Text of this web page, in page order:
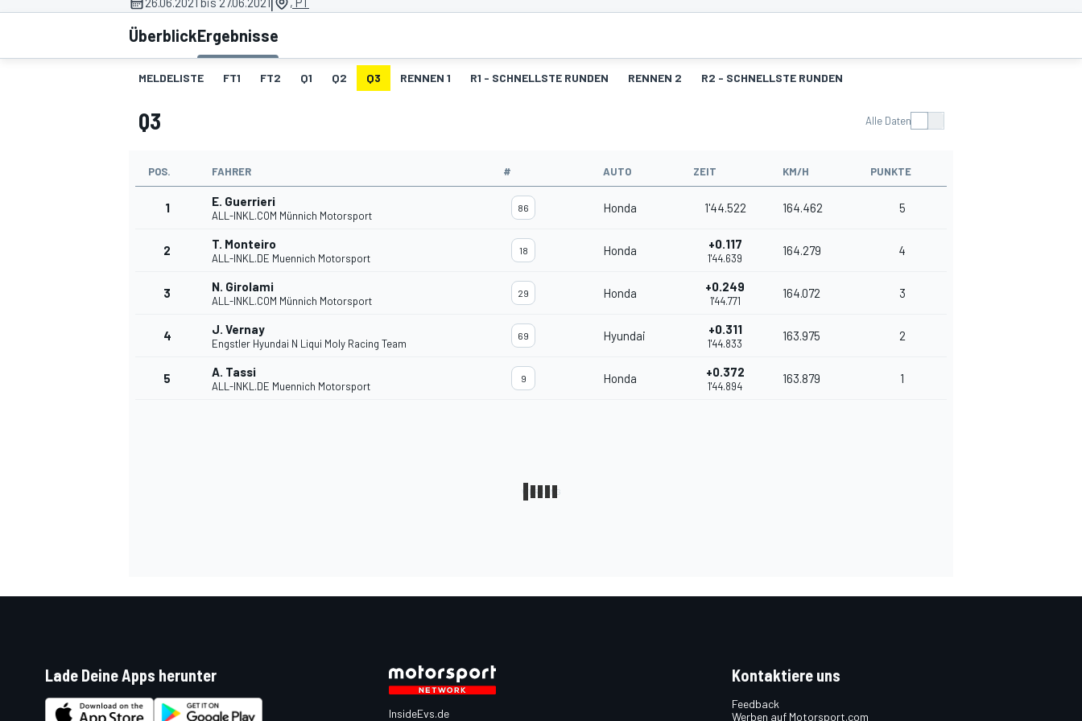
ÜberblickErgebnisse
MELDELISTE FT1 FT2 Q1 Q2 Q3 RENNEN 1 R1 - SCHNELLSTE RUNDEN RENNEN 2 R2 - SCHNELLSTE RUNDEN
Q3 Alle Daten
POS. FAHRER # AUTO ZEIT KM/H PUNKTE
1 E. Guerrieri
ALL-INKL.COM Münnich Motorsport
86 Honda 1'44.522 164.462 5
2 T. Monteiro
ALL-INKL.DE Muennich Motorsport
18 Honda +0.117
1'44.639
164.279 4
3 N. Girolami
ALL-INKL.COM Münnich Motorsport
29 Honda +0.249
1'44.771
164.072 3
4 J. Vernay
Engstler Hyundai N Liqui Moly Racing Team
69 Hyundai +0.311
1'44.833
163.975 2
5 A. Tassi
ALL-INKL.DE Muennich Motorsport
9 Honda +0.372
1'44.894
163.879 1
Lade Deine Apps herunter
InsideEvs.de
Kontaktiere uns
Feedback
Werben auf Motorsport.com